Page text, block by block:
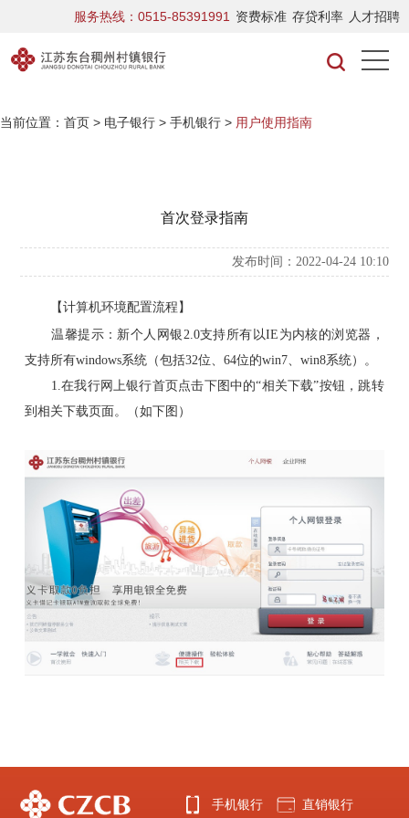
服务热线：0515-85391991 资费标准 存贷利率 人才招聘
当前位置： 首页 > 电子银行 > 手机银行 > 用户使用指南
首次登录指南
发布时间：2022-04-24 10:10
【计算机环境配置流程】
温馨提示：新个人网银2.0支持所有以IE为内核的浏览器，
支持所有windows系统（包括32位、64位的win7、win8系统）。
1.在我行网上银行首页点击下图中的“相关下载”按钮，跳转
到相关下载页面。（如下图）
手机银行 直销银行